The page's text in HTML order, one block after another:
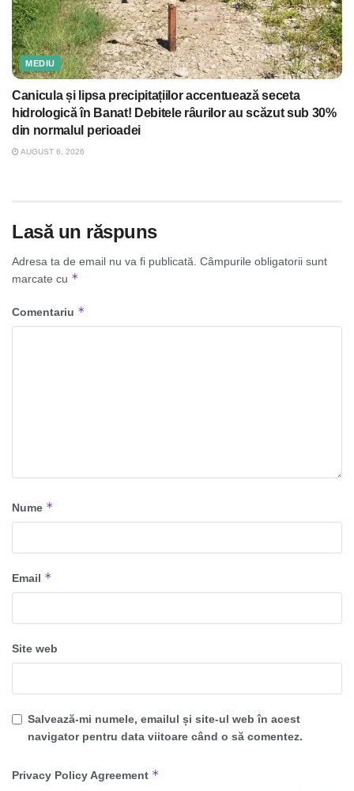
MEDIU
Canicula și lipsa precipitațiilor accentuează seceta
hidrologică în Banat! Debitele râurilor au scăzut sub 30%
din normalul perioadei
AUGUST 6, 2026
Lasă un răspuns
Adresa ta de email nu va fi publicată. Câmpurile obligatorii sunt
marcate cu *
Comentariu *
Nume *
Email *
Site web
Salvează-mi numele, emailul și site-ul web în acest
navigator pentru data viitoare când o să comentez.
Privacy Policy Agreement *